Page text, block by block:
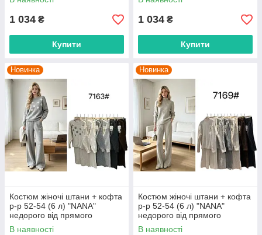
1 034 ₴
Купити
1 034 ₴
Купити
Новинка
Костюм жіночі штани + кофта
р-р 52-54 (6 л) "NANA"
недорого від прямого
постачальника
В наявності
Новинка
Костюм жіночі штани + кофта
р-р 52-54 (6 л) "NANA"
недорого від прямого
постачальника
В наявності